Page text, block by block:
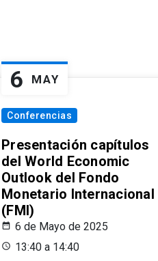
6 MAY
Conferencias
Presentación capítulos
del World Economic
Outlook del Fondo
Monetario Internacional
(FMI)
6 de Mayo de 2025
13:40 a 14:40